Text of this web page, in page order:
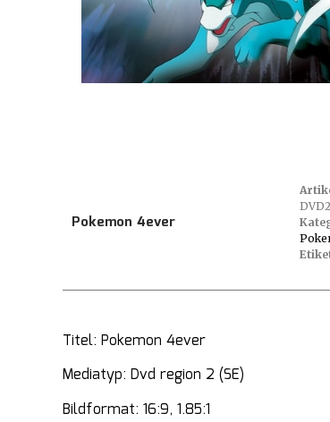
Pokemon 4ever
Titel: Pokemon 4ever
Mediatyp: Dvd region 2 (SE)
Bildformat: 16:9, 1.85:1